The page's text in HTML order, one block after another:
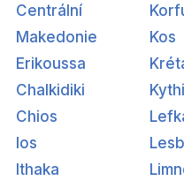
Centrální
Makedonie
Erikoussa
Chalkidiki
Chios
Ios
Ithaka
Kos